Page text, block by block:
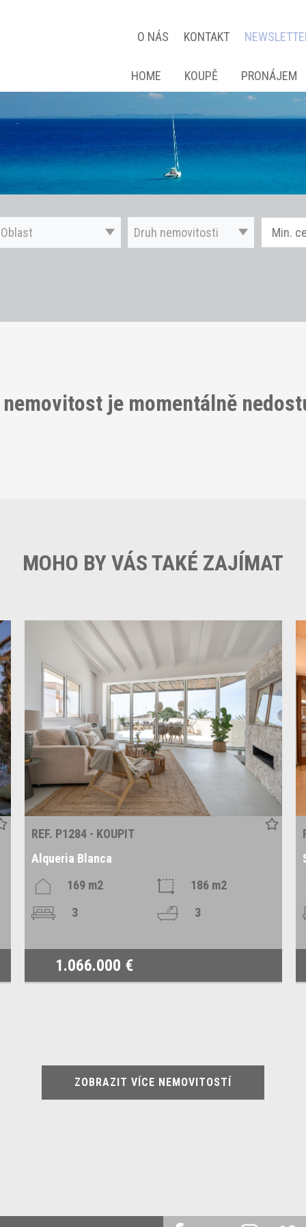
O NÁS KONTAKT
HOME KOUPĚ PRONÁJEM
Oblast Druh nemovitosti
nemovitost je momentálně
MOHO BY VÁS TAKÉ ZAJÍMAT
REF. P1284 - KOUPIT
Alqueria Blanca
169 m2
186 m2
3
3
1.066.000 €
ZOBRAZIT VÍCE NEMOVITOSTÍ